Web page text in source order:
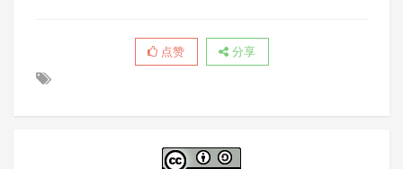
点赞 分享